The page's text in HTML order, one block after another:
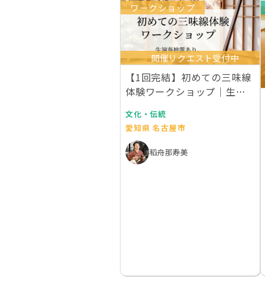
ワークショップ
開催リクエスト受付中
【1回完結】初めての三味線
体験ワークショップ｜生演
文化・伝統
愛知県 名古屋市
稻舟那寿美